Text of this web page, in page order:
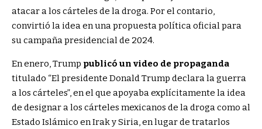
atacar a los cárteles de la droga. Por el contario,
convirtió la idea en una propuesta política oficial para
su campaña presidencial de 2024.
En enero, Trump publicó un video de propaganda
titulado “El presidente Donald Trump declara la guerra
a los cárteles”, en el que apoyaba explícitamente la idea
de designar a los cárteles mexicanos de la droga como al
Estado Islámico en Irak y Siria, en lugar de tratarlos